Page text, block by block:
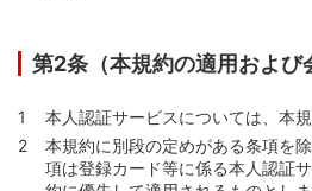
第2条（本規約の適用および
本人認証サービスについては、本
本規約に別段の定めがある条項を
項は登録カード等に係る本人認証